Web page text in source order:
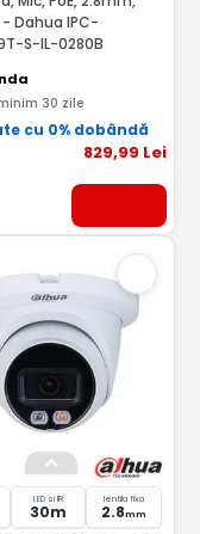
- Dahua IPC-
S-IL-0280B
30 zile
cu 0% dobândă
829,99 Lei
LED si IR
30m
lentila fixa
2.8mm